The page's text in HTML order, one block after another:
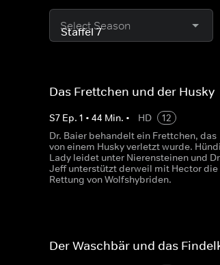
Select Season
Das Frettchen und der Husky
S7 Ep. 1 • 44 Min. • HD
12
Dr. Baier behandelt ein Frettchen, das
von einem Husky verletzt wurde.
Lady leidet unter Nierensteinen und
Jeff unterstützt derweil mit Hector die
Rettung von Wolfshybriden.
Der Waschbär und das